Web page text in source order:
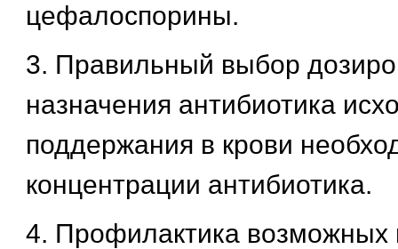
цефалоспорины.
3. Правильный выбор
назначения антибиотика
поддержания в крови
концентрации антибиотика.
4. Профилактика возможных